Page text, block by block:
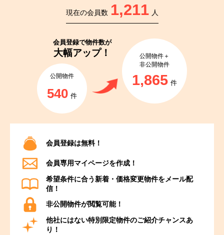
現在の会員数 1,211 人
会員登録で物件数が
大幅アップ！
公開物件
540 件
公開物件＋
非公開物件
1,865 件
会員登録は無料！
会員専用マイページを作成！
希望条件に合う新着・価格変更物件をメール配
信！
非公開物件が閲覧可能！
他社にはない特別限定物件のご紹介チャンスあ
り！